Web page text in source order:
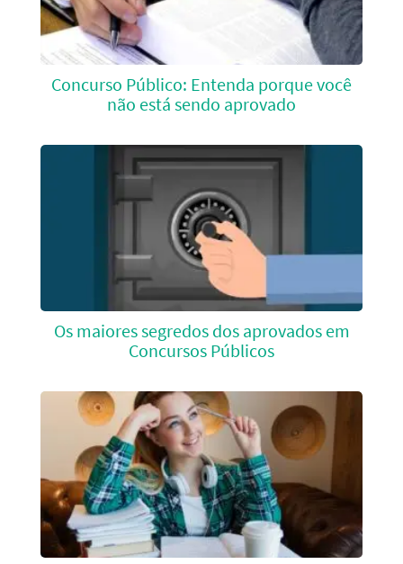
Concurso Público: Entenda porque você
não está sendo aprovado
Os maiores segredos dos aprovados em
Concursos Públicos